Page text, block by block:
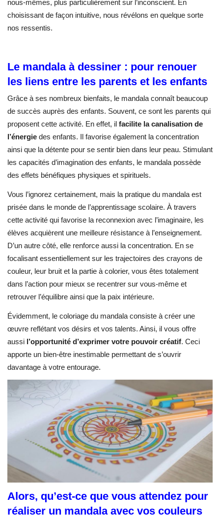
nous-mêmes, plus particulièrement sur l’inconscient. En
choisissant de façon intuitive, nous révélons en quelque sorte
nos ressentis.
Le mandala à dessiner : pour renouer
les liens entre les parents et les enfants
Grâce à ses nombreux bienfaits, le mandala connaît beaucoup
de succès auprès des enfants. Souvent, ce sont les parents qui
proposent cette activité. En effet, il facilite la canalisation de
l’énergie des enfants. Il favorise également la concentration
ainsi que la détente pour se sentir bien dans leur peau. Stimulant
les capacités d’imagination des enfants, le mandala possède
des effets bénéfiques physiques et spirituels.
Vous l’ignorez certainement, mais la pratique du mandala est
prisée dans le monde de l’apprentissage scolaire. À travers
cette activité qui favorise la reconnexion avec l’imaginaire, les
élèves acquièrent une meilleure résistance à l’enseignement.
D’un autre côté, elle renforce aussi la concentration. En se
focalisant essentiellement sur les trajectoires des crayons de
couleur, leur bruit et la partie à colorier, vous êtes totalement
dans l’action pour mieux se recentrer sur vous-même et
retrouver l’équilibre ainsi que la paix intérieure.
Évidemment, le coloriage du mandala consiste à créer une
œuvre reflétant vos désirs et vos talents. Ainsi, il vous offre
aussi l’opportunité d’exprimer votre pouvoir créatif. Ceci
apporte un bien-être inestimable permettant de s’ouvrir
davantage à votre entourage.
Alors, qu’est-ce que vous attendez pour
réaliser un mandala avec vos couleurs